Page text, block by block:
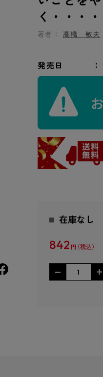
く・・・
著者： 高橋 敏夫
発売日
在庫なし
842 円